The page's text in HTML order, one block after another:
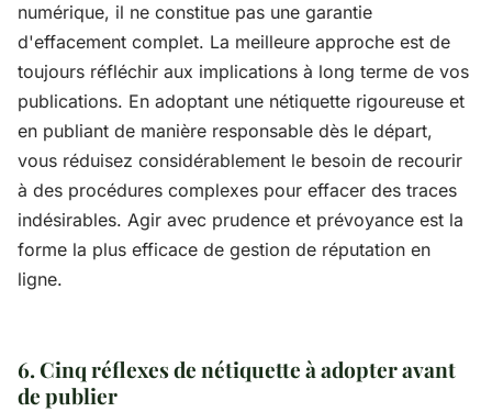
numérique, il ne constitue pas une garantie
d'effacement complet. La meilleure approche est de
toujours réfléchir aux implications à long terme de vos
publications. En adoptant une nétiquette rigoureuse et
en publiant de manière responsable dès le départ,
vous réduisez considérablement le besoin de recourir
à des procédures complexes pour effacer des traces
indésirables. Agir avec prudence et prévoyance est la
forme la plus efficace de gestion de réputation en
ligne.
6. Cinq réflexes de nétiquette à adopter avant
de publier